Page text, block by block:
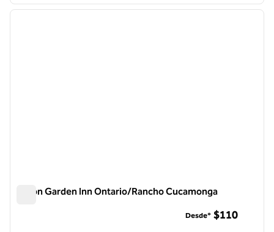
1 de 12
Hilton Garden Inn Ontario/Rancho Cucamonga
Desde* $110